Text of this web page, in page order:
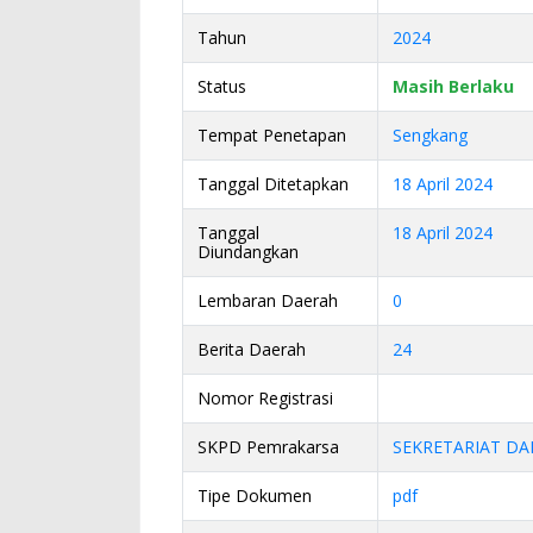
Tahun 2024
Status Masih Berlaku
Tempat Penetapan Sengkang
Tanggal Ditetapkan 18 April 2024
Tanggal
Diundangkan
18 April 2024
Lembaran Daerah 0
Berita Daerah 24
Nomor Registrasi
SKPD Pemrakarsa SEKRETARIAT
Tipe Dokumen pdf